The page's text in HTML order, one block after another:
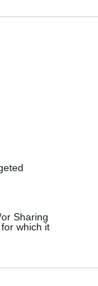
Sharing
which it
2